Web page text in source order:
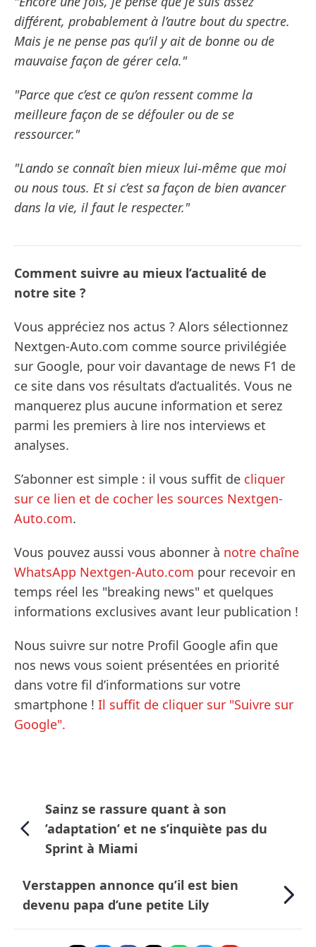
différent, probablement à l’autre bout du spectre.
Mais je ne pense pas qu’il y ait de bonne ou de
mauvaise façon de gérer cela."
"Parce que c’est ce qu’on ressent comme la
meilleure façon de se défouler ou de se
ressourcer."
"Lando se connaît bien mieux lui-même que moi
ou nous tous. Et si c’est sa façon de bien avancer
dans la vie, il faut le respecter."
Comment suivre au mieux l’actualité de
notre site ?
Vous appréciez nos actus ? Alors sélectionnez
Nextgen-Auto.com comme source privilégiée
sur Google, pour voir davantage de news F1 de
ce site dans vos résultats d’actualités. Vous ne
manquerez plus aucune information et serez
parmi les premiers à lire nos interviews et
analyses.
S’abonner est simple : il vous suffit de cliquer
sur ce lien et de cocher les sources Nextgen-
Auto.com.
Vous pouvez aussi vous abonner à notre chaîne
WhatsApp Nextgen-Auto.com pour recevoir en
temps réel les "breaking news" et quelques
informations exclusives avant leur publication !
Nous suivre sur notre Profil Google afin que
nos news vous soient présentées en priorité
dans votre fil d’informations sur votre
smartphone ! Il suffit de cliquer sur "Suivre sur
Google".
Sainz se rassure quant à son
’adaptation’ et ne s’inquiète pas du
Sprint à Miami
Verstappen annonce qu’il est bien
devenu papa d’une petite Lily